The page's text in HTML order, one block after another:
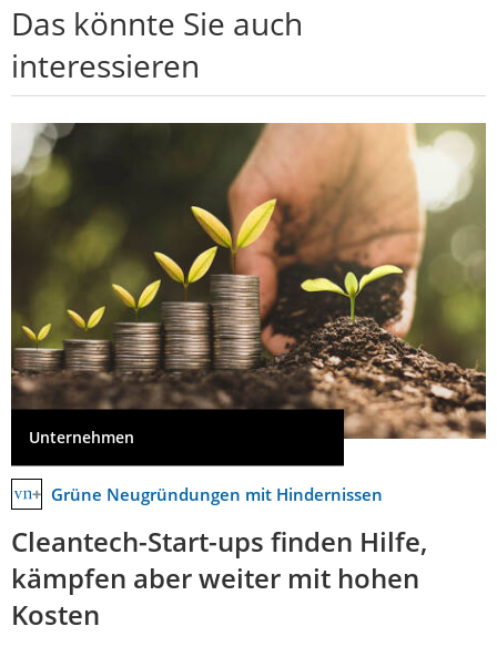
Das könnte Sie auch
interessieren
Unternehmen
Grüne Neugründungen mit Hindernissen
Cleantech-Start-ups finden Hilfe,
kämpfen aber weiter mit hohen
Kosten